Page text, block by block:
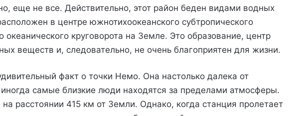
еще не все. Действительно, этот район беден видами водных
в центре южнотихоокеанского субтропического
океанического круговорота на Земле. Это образование, центр
веществ и, следовательно, не очень благоприятен для жизни.
факт о точки Немо. Она настолько далека от
самые близкие люди находятся за пределами атмосферы.
расстоянии 415 км от Земли. Однако, когда станция пролетает